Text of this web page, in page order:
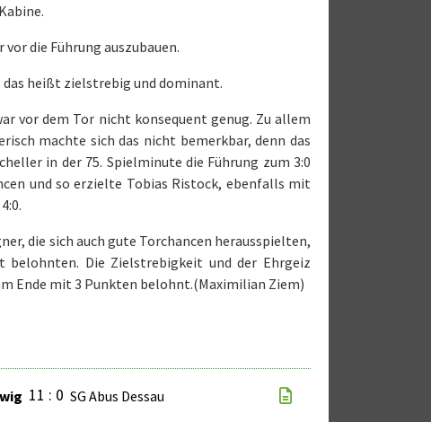
die Führung auszubauen.
das heißt zielstrebig und dominant.
vor dem Tor nicht konsequent genug. Zu allem
machte sich das nicht bemerkbar, denn das
in der 75. Spielminute die Führung zum 3:0
und so erzielte Tobias Ristock, ebenfalls mit
die sich auch gute Torchancen herausspielten,
Die Zielstrebigkeit und der Ehrgeiz
Ende mit 3 Punkten belohnt.(Maximilian Ziem)
11 : 0 SG Abus Dessau